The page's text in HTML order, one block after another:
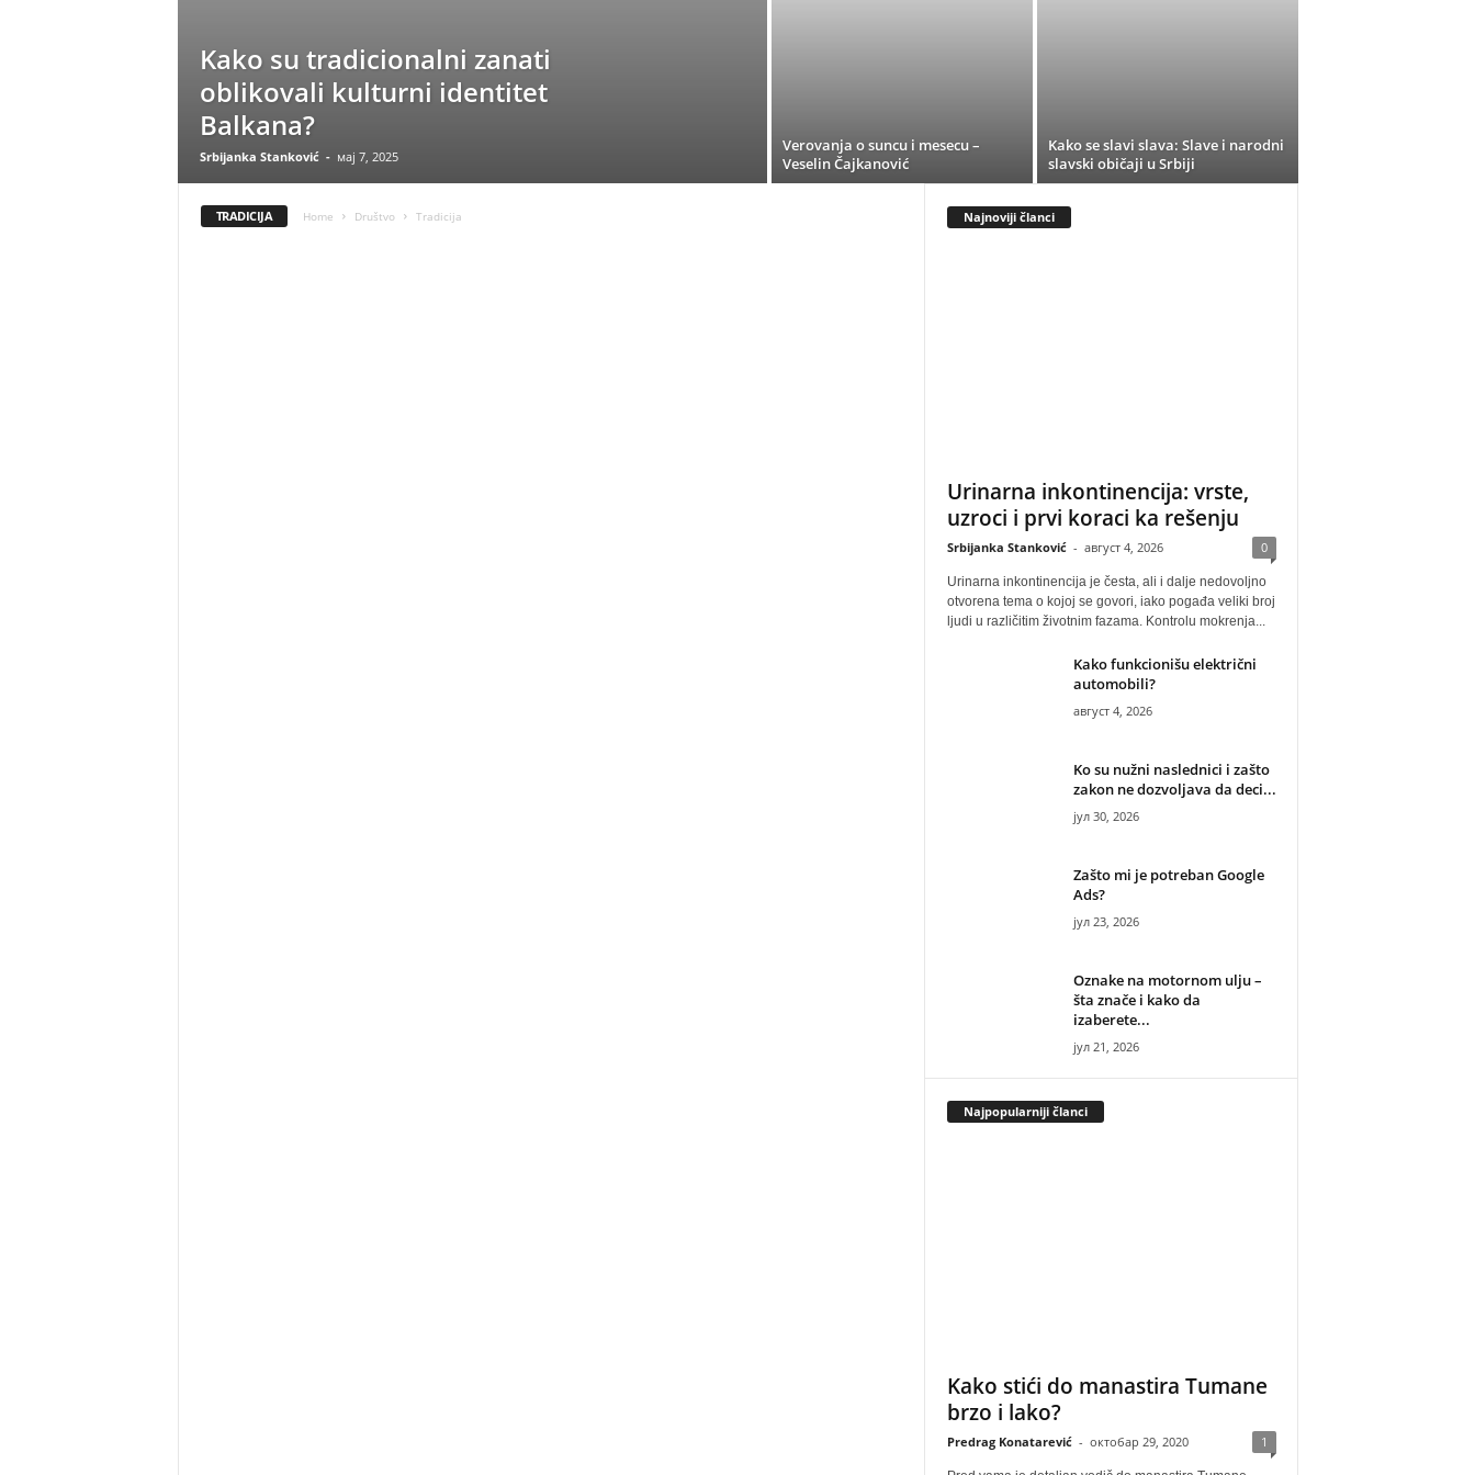
Kako su tradicionalni zanati
oblikovali kulturni identitet
Balkana?
Srbijanka Stanković - мај 7, 2025
Verovanja o suncu i mesecu –
Veselin Čajkanović
Kako se slavi slava: Slave i narodni
slavski običaji u Srbiji
TRADICIJA Home Društvo Tradicija Najnoviji članci
Urinarna inkontinencija: vrste,
uzroci i prvi koraci ka rešenju
Srbijanka Stanković - август 4, 2026 0
Urinarna inkontinencija je česta, ali i dalje nedovoljno
otvorena tema o kojoj se govori, iako pogađa veliki broj
ljudi u različitim životnim fazama. Kontrolu mokrenja...
Kako funkcionišu električni
automobili?
август 4, 2026
Ko su nužni naslednici i zašto
zakon ne dozvoljava da deci...
јул 30, 2026
Zašto mi je potreban Google
Ads?
јул 23, 2026
Oznake na motornom ulju –
šta znače i kako da
izaberete...
јул 21, 2026
Najpopularniji članci
Kako stići do manastira Tumane
brzo i lako?
Predrag Konatarević - октобар 29, 2020 1